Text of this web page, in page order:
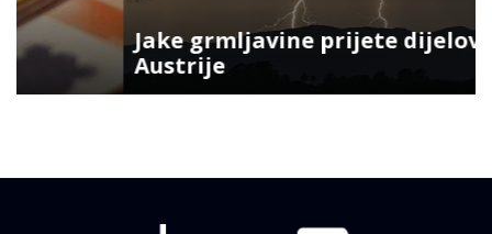
Jake grmljavine prijete dijelovima
Austrije